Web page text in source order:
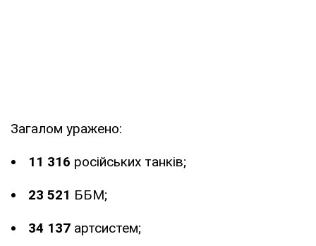
Загалом уражено:
11 316 російських танків;
23 521 ББМ;
34 137 артсистем;